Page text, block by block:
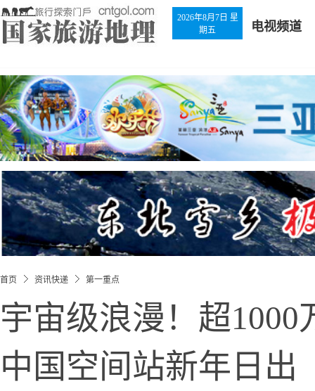
2026年8月7日 星
期五
电视频道
首页 资讯快递 第一重点
宇宙级浪漫！超
中国空间站新年日出